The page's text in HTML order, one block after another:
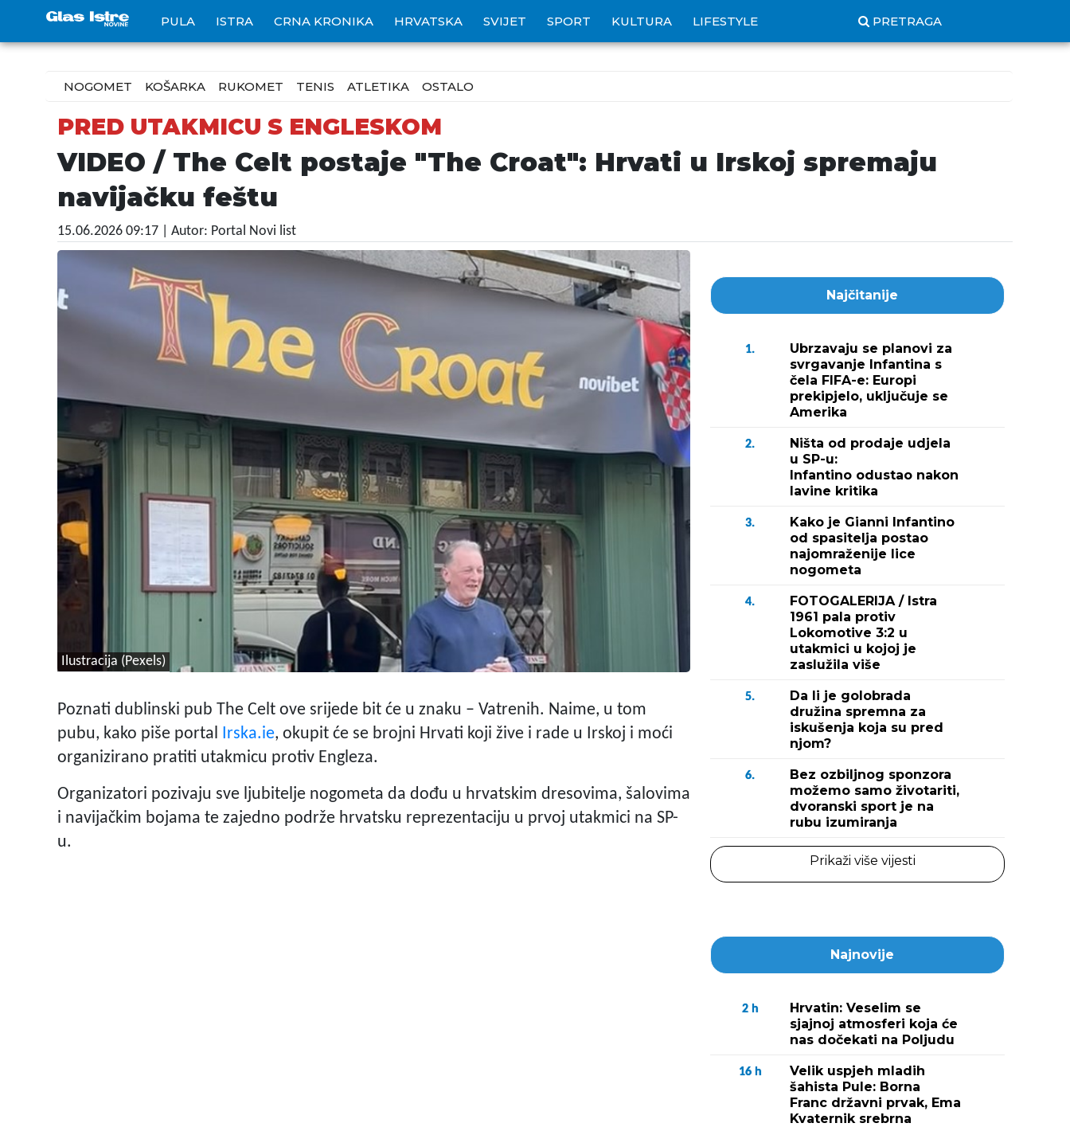
PULA ISTRA CRNA KRONIKA HRVATSKA SVIJET SPORT KULTURA LIFESTYLE PRETRAGA
NOGOMET KOŠARKA RUKOMET TENIS ATLETIKA OSTALO
PRED UTAKMICU S ENGLESKOM
VIDEO / The Celt postaje "The Croat": Hrvati u Irskoj spremaju
navijačku feštu
15.06.2026 09:17 | Autor: Portal Novi list
Ilustracija (Pexels)
Poznati dublinski pub The Celt ove srijede bit će u znaku – Vatrenih. Naime, u tom
pubu, kako piše portal Irska.ie, okupit će se brojni Hrvati koji žive i rade u Irskoj i moći
organizirano pratiti utakmicu protiv Engleza.
Organizatori pozivaju sve ljubitelje nogometa da dođu u hrvatskim dresovima, šalovima
i navijačkim bojama te zajedno podrže hrvatsku reprezentaciju u prvoj utakmici na SP-
u.
Najčitanije
1.
Ubrzavaju se planovi za
svrgavanje Infantina s
čela FIFA-e: Europi
prekipjelo, uključuje se
Amerika
2.
Ništa od prodaje udjela
u SP-u:
Infantino odustao nakon
lavine kritika
3.
Kako je Gianni Infantino
od spasitelja postao
najomraženije lice
nogometa
4.
FOTOGALERIJA / Istra
1961 pala protiv
Lokomotive 3:2 u
utakmici u kojoj je
zaslužila više
5.
Da li je golobrada
družina spremna za
iskušenja koja su pred
njom?
6.
Bez ozbiljnog sponzora
možemo samo životariti,
dvoranski sport je na
rubu izumiranja
Prikaži više vijesti
Najnovije
2 h
Hrvatin: Veselim se
sjajnoj atmosferi koja će
nas dočekati na Poljudu
16 h
Velik uspjeh mladih
šahista Pule: Borna
Franc državni prvak, Ema
Kvaternik srebrna